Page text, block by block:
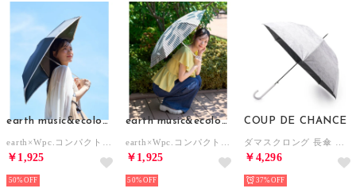
earth music&ecology
￥1,925
50%
earth music&ecology
￥1,925
50%
COUP DE CHANCE
￥4,296
37%